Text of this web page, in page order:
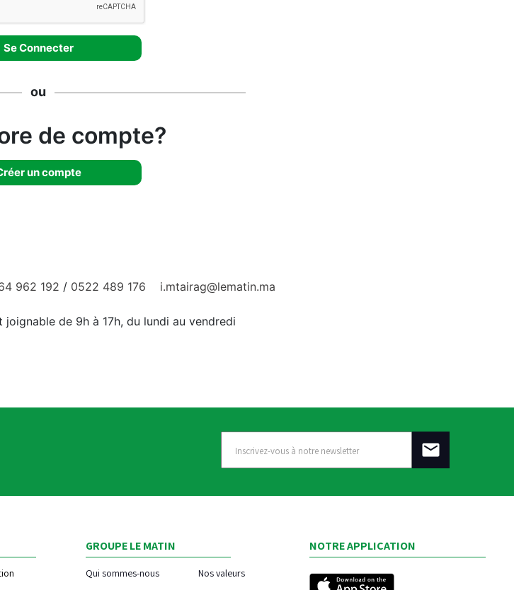
ou
de compte?
un compte
962 192 / 0522 489 176 i.mtairag@lematin.ma
de 9h à 17h, du lundi au vendredi
GROUPE LE MATIN
Qui sommes-nous Nos valeurs
NOTRE APPLICATION